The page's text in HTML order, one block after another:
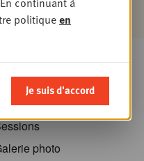
Home
photo
politiqueen
Je suis d'accord